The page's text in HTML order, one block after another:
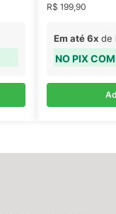
R$ 199,90
Em até 6x de
NO PIX